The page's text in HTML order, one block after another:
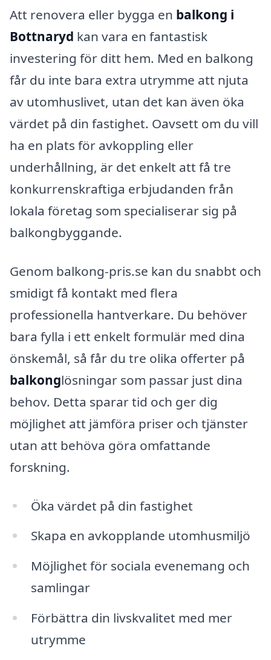
Att renovera eller bygga en balkong i
Bottnaryd kan vara en fantastisk
investering för ditt hem. Med en balkong
får du inte bara extra utrymme att njuta
av utomhuslivet, utan det kan även öka
värdet på din fastighet. Oavsett om du vill
ha en plats för avkoppling eller
underhållning, är det enkelt att få tre
konkurrenskraftiga erbjudanden från
lokala företag som specialiserar sig på
balkongbyggande.
Genom balkong-pris.se kan du snabbt och
smidigt få kontakt med flera
professionella hantverkare. Du behöver
bara fylla i ett enkelt formulär med dina
önskemål, så får du tre olika offerter på
balkonglösningar som passar just dina
behov. Detta sparar tid och ger dig
möjlighet att jämföra priser och tjänster
utan att behöva göra omfattande
forskning.
Öka värdet på din fastighet
Skapa en avkopplande utomhusmiljö
Möjlighet för sociala evenemang och
samlingar
Förbättra din livskvalitet med mer
utrymme